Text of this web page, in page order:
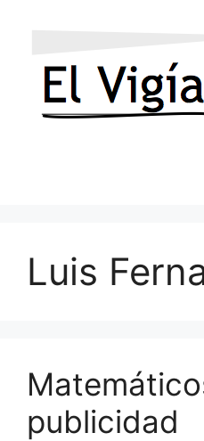
Luis
publicidad